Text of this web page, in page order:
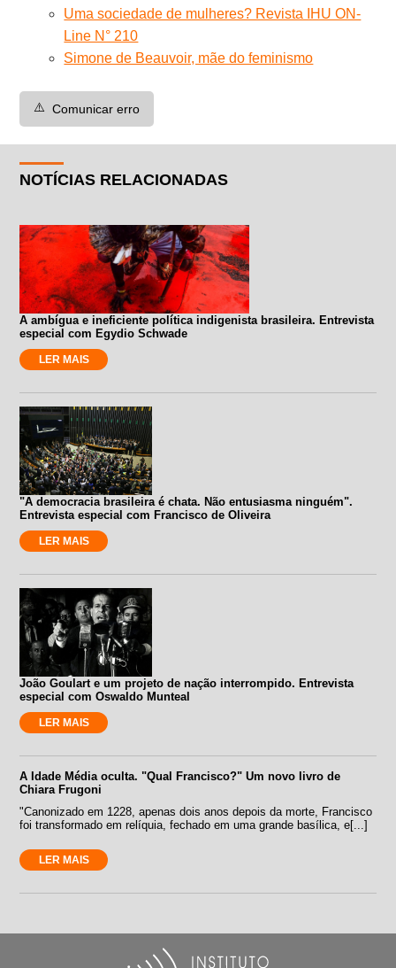
Uma sociedade de mulheres? Revista IHU ON-
Line N° 210
Simone de Beauvoir, mãe do feminismo
⚠️ Comunicar erro
NOTÍCIAS RELACIONADAS
A ambígua e ineficiente política indigenista brasileira. Entrevista
especial com Egydio Schwade
LER MAIS
"A democracia brasileira é chata. Não entusiasma ninguém".
Entrevista especial com Francisco de Oliveira
LER MAIS
João Goulart e um projeto de nação interrompido. Entrevista
especial com Oswaldo Munteal
LER MAIS
A Idade Média oculta. "Qual Francisco?" Um novo livro de
Chiara Frugoni
"Canonizado em 1228, apenas dois anos depois da morte, Francisco
foi transformado em relíquia, fechado em uma grande basílica, e[...]
LER MAIS